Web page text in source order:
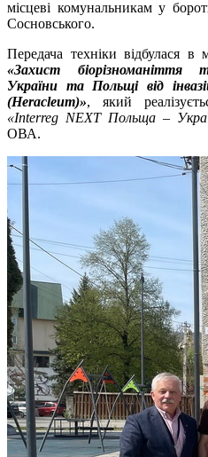
місцеві комунальникам у
Сосновського.
Передача техніки відбулася
«Захист біорізноманіття
України та Польщі від
(Heracleum)», який
«Interreg NEXT Польща –
ОВА.